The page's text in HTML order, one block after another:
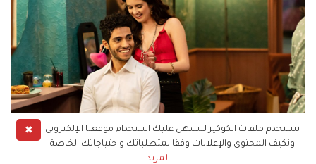
✖
نستخدم ملفات الكوكيز لنسهل عليك استخدام موقعنا الإلكتروني
ونكيف المحتوى والإعلانات وفقا لمتطلباتك واحتياجاتك الخاصة
المزيد